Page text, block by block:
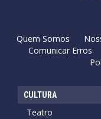
Quem Somos
Comunicar Erros
CULTURA
Teatro